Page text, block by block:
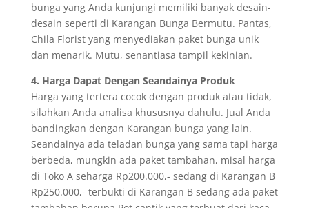
bunga yang Anda kunjungi memiliki banyak desain-
desain seperti di Karangan Bunga Bermutu. Pantas,
Chila Florist yang menyediakan paket bunga unik
dan menarik. Mutu, senantiasa tampil kekinian.
4. Harga Dapat Dengan Seandainya Produk
Harga yang tertera cocok dengan produk atau tidak,
silahkan Anda analisa khususnya dahulu. Jual Anda
bandingkan dengan Karangan bunga yang lain.
Seandainya ada teladan bunga yang sama tapi harga
berbeda, mungkin ada paket tambahan, misal harga
di Toko A seharga Rp200.000,- sedang di Karangan B
Rp250.000,- terbukti di Karangan B sedang ada paket